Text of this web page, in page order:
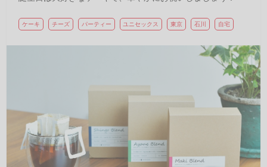
ケーキ チーズ パーティー ユニセックス 東京 石川 自宅